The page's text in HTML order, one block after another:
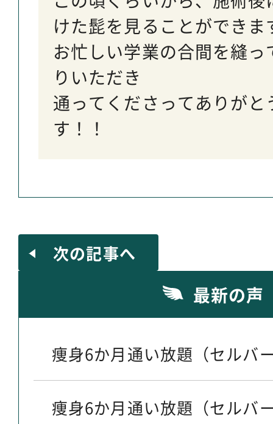
けた髭を見ることができま
お忙しい学業の合間を縫
りいただき
通ってくださってありがと
す！！
次の記事へ
最新の声
痩身6か月通い放題（セルバ
痩身6か月通い放題（セルバ